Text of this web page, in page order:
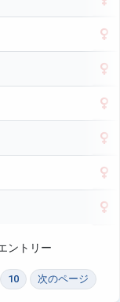
ントリー
10 次のページ